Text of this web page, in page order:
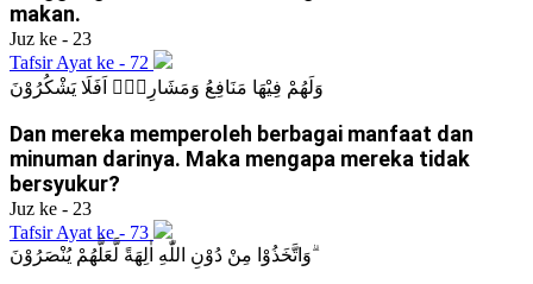
makan.
Juz ke - 23
Tafsir Ayat ke - 72
وَلَهُمْ فِيْهَا مَنَافِعُ وَمَشَارِبُۗ اَفَلَا يَشْكُرُوْنَ
Dan mereka memperoleh berbagai manfaat dan
minuman darinya. Maka mengapa mereka tidak
bersyukur?
Juz ke - 23
Tafsir Ayat ke - 73
وَاتَّخَذُوْا مِنْ دُوْنِ اللّٰهِ اٰلِهَةً لَّعَلَّهُمْ يُنْصَرُوْنَ ۗ